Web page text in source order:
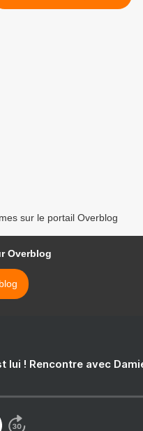
savait depuis 2013 que des
sur le portail Overblog
Overblog
lui ! Rencontre avec